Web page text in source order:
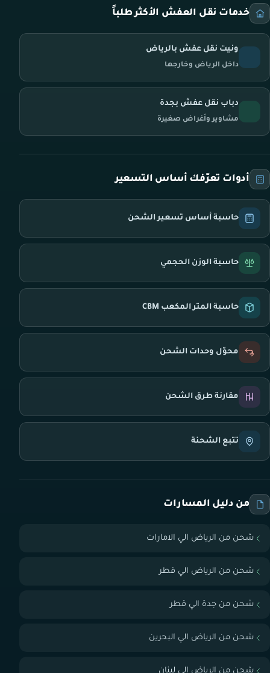
خدمات نقل العفش الأكثر طلباً
ونيت نقل عفش بالرياض
داخل الرياض وخارجها
دباب نقل عفش بجدة
مشاوير وأغراض صغيرة
أدوات تعرّفك أساس التسعير
حاسبة أساس تسعير الشحن
حاسبة الوزن الحجمي
حاسبة المتر المكعب CBM
محوّل وحدات الشحن
مقارنة طرق الشحن
تتبع الشحنة
من دليل المسارات
شحن من الرياض الي الامارات
شحن من الرياض الي قطر
شحن من جدة الي قطر
شحن من الرياض الي البحرين
شحن من الرياض الي لبنان